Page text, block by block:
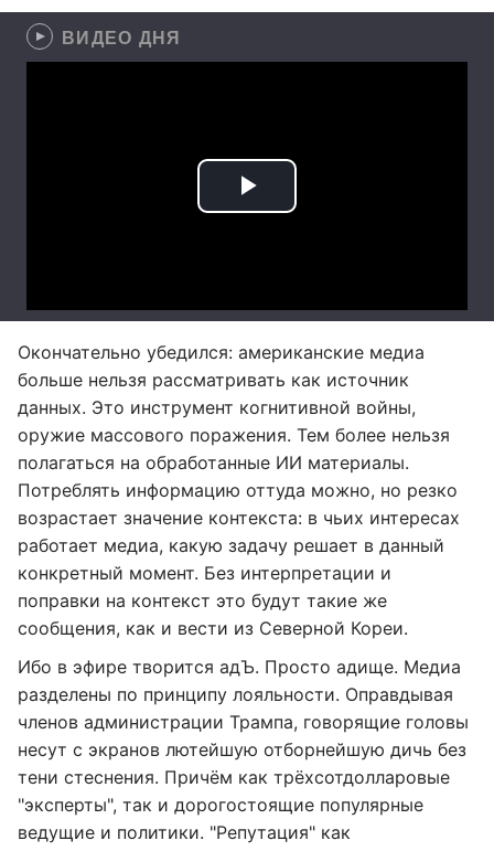
ВИДЕО ДНЯ
Окончательно убедился: американские медиа
больше нельзя рассматривать как источник
данных. Это инструмент когнитивной войны,
оружие массового поражения. Тем более нельзя
полагаться на обработанные ИИ материалы.
Потреблять информацию оттуда можно, но резко
возрастает значение контекста: в чьих интересах
работает медиа, какую задачу решает в данный
конкретный момент. Без интерпретации и
поправки на контекст это будут такие же
сообщения, как и вести из Северной Кореи.
Ибо в эфире творится адЪ. Просто адище. Медиа
разделены по принципу лояльности. Оправдывая
членов администрации Трампа, говорящие головы
несут с экранов лютейшую отборнейшую дичь без
тени стеснения. Причём как трёхсотдолларовые
"эксперты", так и дорогостоящие популярные
ведущие и политики. "Репутация" как